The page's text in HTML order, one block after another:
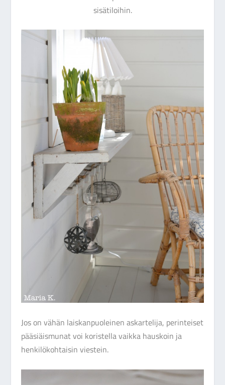
sisätiloihin.
Jos on vähän laiskanpuoleinen askartelija, perinteiset
pääsiäismunat voi koristella vaikka hauskoin ja
henkilökohtaisin viestein.